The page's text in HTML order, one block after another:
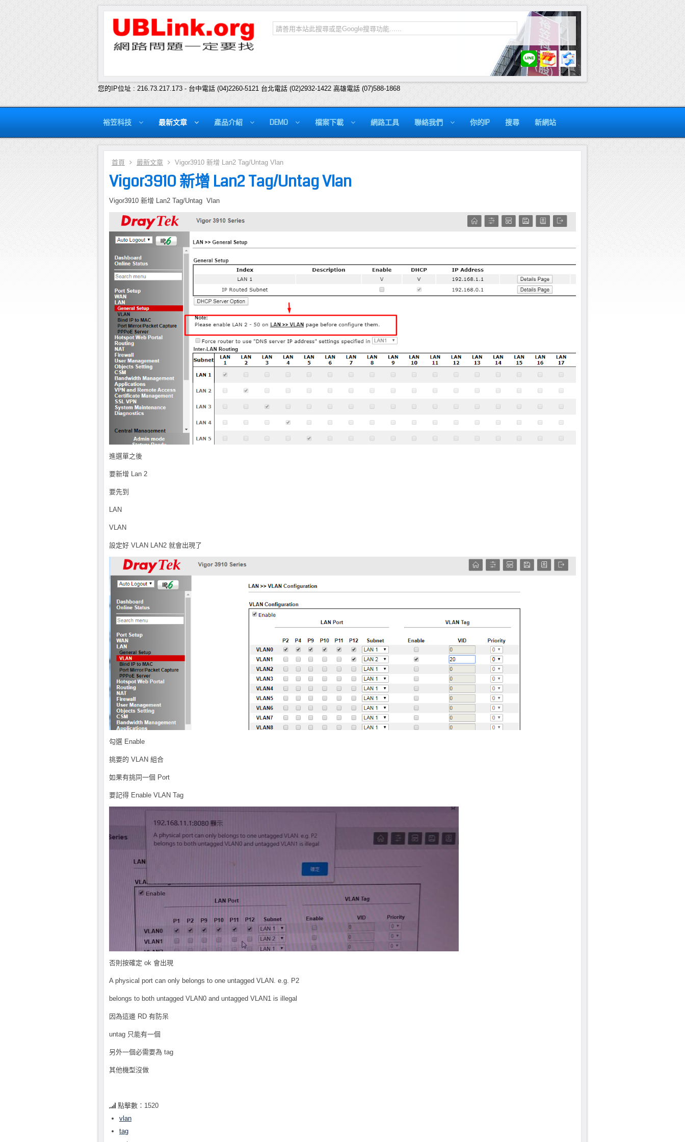
您的IP位址 : 216.73.217.173 - 台中電話 (04)2260-5121 台北電話 (02)2932-1422 高雄電話 (07)588-1868
裕笠科技 最新文章 產品介紹 DEMO 檔案下載 網路工具 聯絡我們 你的IP 搜尋 新網站
首頁 最新文章 Vigor3910 新增 Lan2 Tag/Untag Vlan
Vigor3910 新增 Lan2 Tag/Untag Vlan
Vigor3910 新增 Lan2 Tag/Untag Vlan
進選單之後
要新增 Lan 2
要先到
LAN
VLAN
設定好 VLAN LAN2 就會出現了
勾選 Enable
挑要的 VLAN 組合
如果有挑同一個 Port
要記得 Enable VLAN Tag
否則按確定 ok 會出現
A physical port can only belongs to one untagged VLAN. e.g. P2
belongs to both untagged VLAN0 and untagged VLAN1 is illegal
因為這邊 RD 有防呆
untag 只能有一個
另外一個必需要為 tag
其他機型沒做
點擊數：1520
vlan
tag